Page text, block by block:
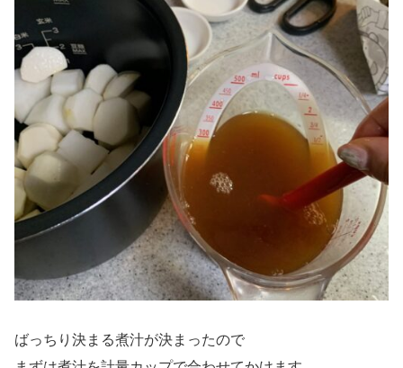
ばっちり決まる煮汁が決まったので